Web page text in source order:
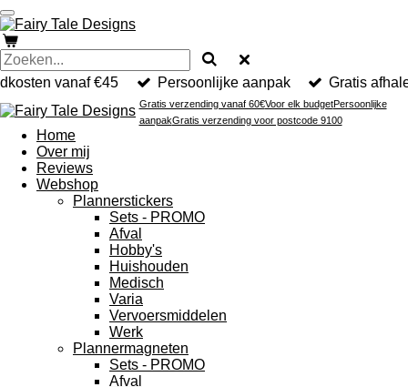
Ga
direct
naar
de
hoofdinhoud
vanaf €45 Persoonlijke aanpak Gratis
Gratis verzending vanaf 60€Voor elk budgetPersoonlijke
aanpakGratis verzending voor postcode 9100
Home
Over mij
Reviews
Webshop
Plannerstickers
Sets - PROMO
Afval
Hobby's
Huishouden
Medisch
Varia
Vervoersmiddelen
Werk
Plannermagneten
Sets - PROMO
Afval